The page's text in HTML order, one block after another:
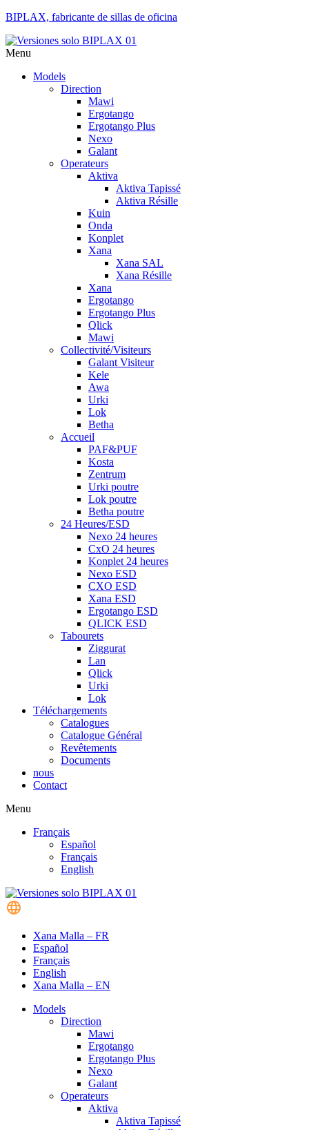
BIPLAX, fabricante de sillas de oficina
Menu
Models
Direction
Mawi
Ergotango
Ergotango Plus
Nexo
Galant
Operateurs
Aktiva
Aktiva Tapissé
Aktiva Résille
Kuin
Onda
Konplet
Xana
Xana SAL
Xana Résille
Xana
Ergotango
Ergotango Plus
Qlick
Mawi
Collectivité/Visiteurs
Galant Visiteur
Kele
Awa
Urki
Lok
Betha
Accueil
PAF&PUF
Kosta
Zentrum
Urki poutre
Lok poutre
Betha poutre
24 Heures/ESD
Nexo 24 heures
CxO 24 heures
Konplet 24 heures
Nexo ESD
CXO ESD
Xana ESD
Ergotango ESD
QLICK ESD
Tabourets
Ziggurat
Lan
Qlick
Urki
Lok
Téléchargements
Catalogues
Catalogue Général
Revêtements
Documents
nous
Contact
Menu
Français
Español
Français
English
Xana Malla – FR
Español
Français
English
Xana Malla – EN
Models
Direction
Mawi
Ergotango
Ergotango Plus
Nexo
Galant
Operateurs
Aktiva
Aktiva Tapissé